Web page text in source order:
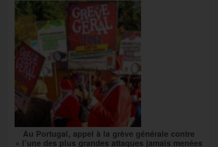
Au Portugal, appel à la grève générale contre
« l’une des plus grandes attaques jamais menées